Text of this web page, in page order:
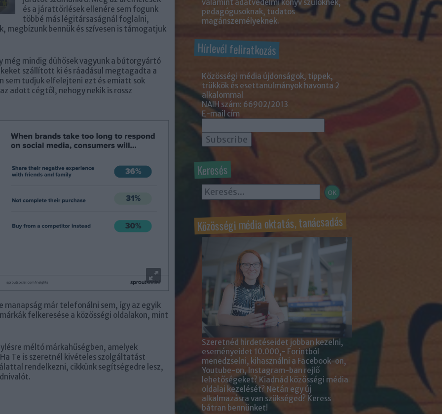
és a járattörlések ellenére sem fogunk
többé más légitársaságnál foglalni,
megbízunk bennük és szívesen is támogatjuk
mindig dühösek vagyunk a bútorgyártó
szállított ki és ráadásul megtagadta a
sem tudjuk elfelejteni ezt és emiatt sok
adott cégtől, nehogy nekik is rossz
manapság már telefonálni sem, így az egyik
felkeresése a közösségi oldalakon, mint
méltó márkahűségben, amelyek
Te is szeretnél kivételes szolgáltatást
rendelkezni, cikkünk segítségedre lesz,
valamint adatvédelmi könyv szülőknek,
pedagógusoknak, tudatos
magánszemélyeknek.
Hírlevél feliratkozás
Közösségi média újdonságok, tippek,
trükkök és esettanulmányok havonta 2
alkalommal
NAIH szám: 66902/2013
E-mail cím
Keresés
Közösségi média oktatás, tanácsadás
Szeretnéd hirdetéseidet jobban kezelni,
eseményeidet 10.000,- Forintból
menedzselni, kihasználni a Facebook-on,
Youtube-on, Instagram-ban rejlő
lehetőségeket? Kiadnád közösségi média
oldalai kezelését? Netán egy új
alkalmazásra van szükséged? Keress
bátran bennünket!